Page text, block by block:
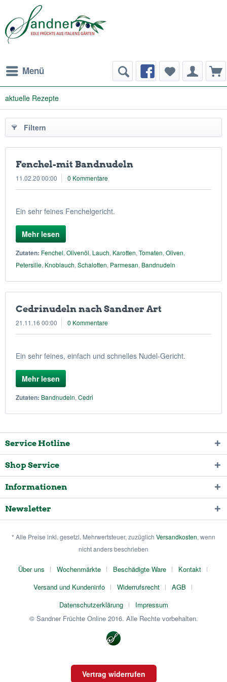
Menü
aktuelle Rezepte
Filtern
Fenchel-mit Bandnudeln
11.02.20 00:00 0 Kommentare
Ein sehr feines Fenchelgericht.
Mehr lesen
Zutaten: Fenchel, Olivenöl, Lauch, Karotten, Tomaten, Oliven,
Petersilie, Knoblauch, Schalotten, Parmesan, Bandnudeln
Cedrinudeln nach Sandner Art
21.11.16 00:00 0 Kommentare
Ein sehr feines, einfach und schnelles Nudel-Gericht.
Mehr lesen
Zutaten: Bandnudeln, Cedri
Service Hotline
Shop Service
Informationen
Newsletter
* Alle Preise inkl. gesetzl. Mehrwertsteuer, zuzüglich Versandkosten, wenn
nicht anders beschrieben
Über uns Wochenmärkte Beschädigte Ware
Kontakt
Versand und Kundeninfo
Widerrufsrecht
AGB
Datenschutzerklärung
Impressum
© Sandner Früchte Online 2016. Alle Rechte vorbehalten.
Vertrag widerrufen